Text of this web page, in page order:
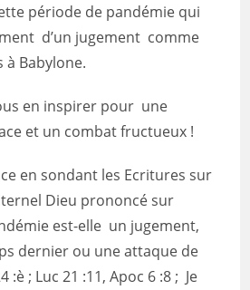
période de pandémie qui
d’un jugement comme
à Babylone.
en inspirer pour une
et un combat fructueux !
en sondant les Ecritures sur
Dieu prononcé sur
est-elle un jugement,
dernier ou une attaque de
:è ; Luc 21 :11, Apoc 6 :8 ; Je